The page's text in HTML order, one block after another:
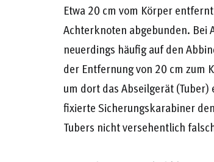
Etwa 20 cm vom Körper
Achterknoten abgebunden.
neuerdings häufig auf den
der Entfernung von 20 cm zum
um dort das Abseilgerät
fixierte Sicherungskarabiner
Tubers nicht versehentlich